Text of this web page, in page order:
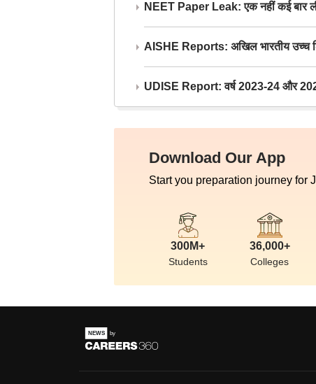
NEET Paper Leak: एक नहीं कई बार
AISHE Reports: अखिल भारतीय उच्च
UDISE Report: वर्ष 2023-24 और
Download Our App
Start you preparation journey for
300M+
Students
36,000+
Colleges